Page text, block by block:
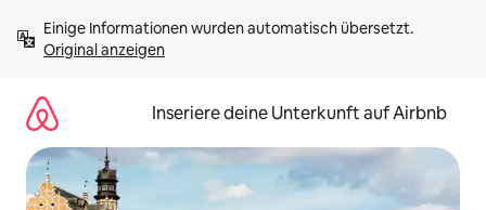
Inhalten
springenOriginal anzeigen
Inseriere deine Unterkunft auf Airbnb